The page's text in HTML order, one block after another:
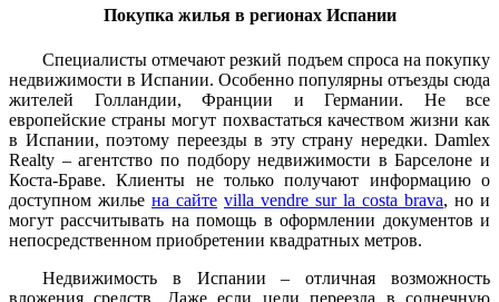
Покупка жилья в регионах Испании
Специалисты отмечают резкий подъем спроса на покупку
недвижимости в Испании. Особенно популярны отъезды сюда
жителей Голландии, Франции и Германии. Не все
европейские страны могут похвастаться качеством жизни как
в Испании, поэтому переезды в эту страну нередки. Damlex
Realty – агентство по подбору недвижимости в Барселоне и
Коста-Браве. Клиенты не только получают информацию о
доступном жилье на сайте villa vendre sur la costa brava, но и
могут рассчитывать на помощь в оформлении документов и
непосредственном приобретении квадратных метров.
Недвижимость в Испании – отличная возможность
вложения средств. Даже если цели переезда в солнечную